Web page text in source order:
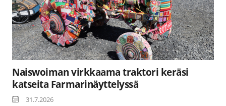
Naiswoiman virkkaama traktori keräsi
katseita Farmarinäyttelyssä
31.7.2026